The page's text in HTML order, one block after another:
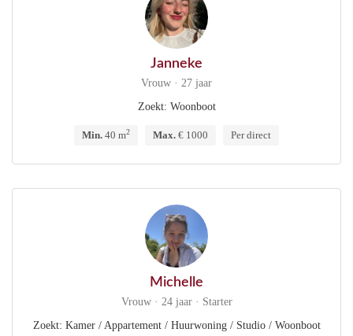
Janneke
Vrouw · 27 jaar
Zoekt: Woonboot
Min. 40 m2 Max. € 1000 Per direct
Michelle
Vrouw · 24 jaar · Starter
Zoekt: Kamer / Appartement / Huurwoning / Studio / Woonboot